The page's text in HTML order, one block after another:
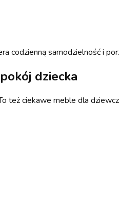
codzienną samodzielność i
dziecka
też ciekawe meble dla